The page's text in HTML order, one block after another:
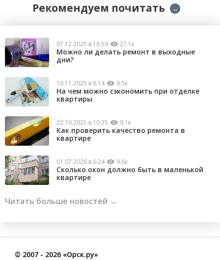
Рекомендуем почитать →
07.12.2025 в 18:59 27.1к
Можно ли делать ремонт в выходные
дни?
16.11.2025 в 8:14 9.5к
На чем можно сэкономить при отделке
квартиры
22.10.2025 в 10:35 9.1к
Как проверить качество ремонта в
квартире
01.07.2026 в 6:24 9.6к
Сколько окон должно быть в маленькой
квартире
Читать больше новостей →
© 2007 - 2026 «Орск.ру»